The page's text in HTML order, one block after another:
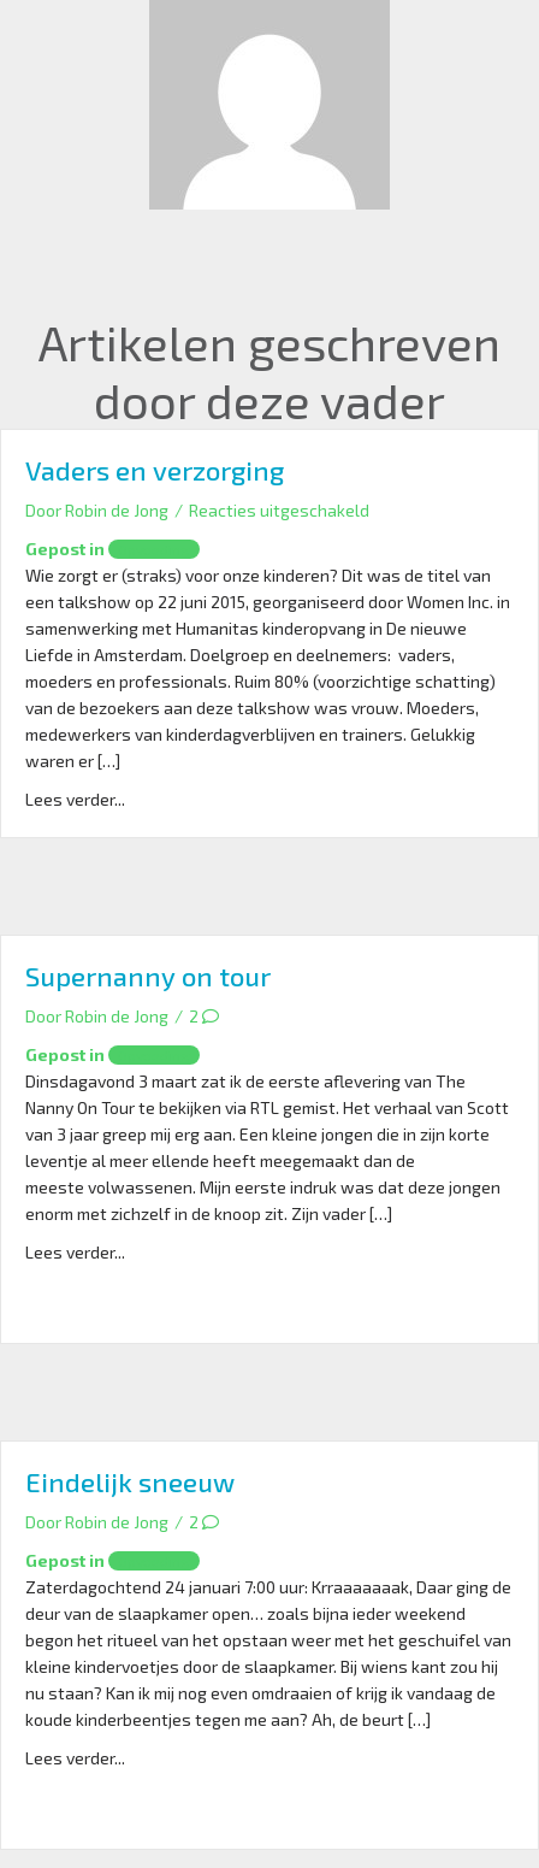
Artikelen geschreven
door deze vader
Vaders en verzorging
DoorRobin de Jong / Reacties uitgeschakeld
verzorging
Gepost in
Wie zorgt er (straks) voor onze kinderen? Dit was de titel van
een talkshow op 22 juni 2015, georganiseerd door Women Inc. in
samenwerking met Humanitas kinderopvang in De nieuwe
Liefde in Amsterdam. Doelgroep en deelnemers: vaders,
moeders en professionals. Ruim 80% (voorzichtige schatting)
van de bezoekers aan deze talkshow was vrouw. Moeders,
medewerkers van kinderdagverblijven en trainers. Gelukkig
waren er […]
Lees verder...
Supernanny on tour
DoorRobin de Jong / 2
Gepost in
Dinsdagavond 3 maart zat ik de eerste aflevering van The
Nanny On Tour te bekijken via RTL gemist. Het verhaal van Scott
van 3 jaar greep mij erg aan. Een kleine jongen die in zijn korte
leventje al meer ellende heeft meegemaakt dan de
meeste volwassenen. Mijn eerste indruk was dat deze jongen
enorm met zichzelf in de knoop zit. Zijn vader […]
Lees verder...
Eindelijk sneeuw
DoorRobin de Jong / 2
Gepost in
Zaterdagochtend 24 januari 7:00 uur: Krraaaaaaak, Daar ging de
deur van de slaapkamer open… zoals bijna ieder weekend
begon het ritueel van het opstaan weer met het geschuifel van
kleine kindervoetjes door de slaapkamer. Bij wiens kant zou hij
nu staan? Kan ik mij nog even omdraaien of krijg ik vandaag de
koude kinderbeentjes tegen me aan? Ah, de beurt […]
Lees verder...